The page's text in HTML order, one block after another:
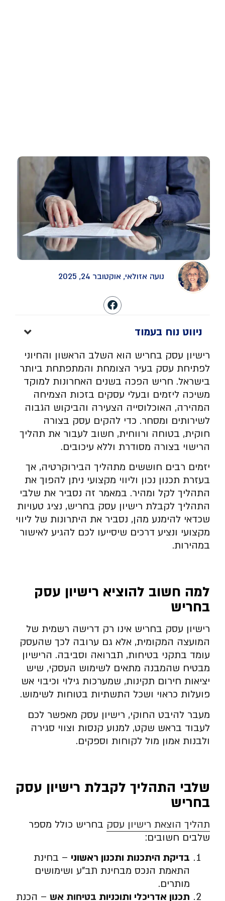
נועה אזולאי, אוקטובר 24, 2025
ניווט נוח בעמוד
רישיון עסק בחריש הוא השלב הראשון והחיוני
לפתיחת עסק בעיר הצומחת והמתפתחת ביותר
בישראל. חריש הפכה בשנים האחרונות למוקד
משיכה ליזמים ובעלי עסקים בזכות הצמיחה
המהירה, האוכלוסייה הצעירה והביקוש הגבוה
לשירותים ומסחר. כדי להקים עסק בצורה
חוקית, בטוחה ורווחית, חשוב לעבור את תהליך
הרישוי בצורה מסודרת וללא עיכובים.
יזמים רבים חוששים מתהליך הבירוקרטיה, אך
בעזרת תכנון נכון וליווי מקצועי ניתן להפוך את
התהליך לקל ומהיר. במאמר זה נסביר את שלבי
התהליך לקבלת רישיון עסק בחריש, נציג טעויות
שכדאי להימנע מהן, נסביר את היתרונות של ליווי
מקצועי ונציע דרכים שיסייעו לכם להגיע לאישור
במהירות.
למה חשוב להוציא רישיון עסק
בחריש
רישיון עסק בחריש אינו רק דרישה רשמית של
המועצה המקומית, אלא גם ערובה לכך שהעסק
עומד בתקני בטיחות, תברואה וסביבה. הרישיון
מבטיח שהמבנה מתאים לשימוש העסקי, שיש
יציאות חירום תקינות, שמערכות גילוי וכיבוי אש
פועלות כראוי ושכל התשתיות בטוחות לשימוש.
מעבר להיבט החוקי, רישיון עסק מאפשר לכם
לעבוד בראש שקט, למנוע קנסות וצווי סגירה
ולבנות אמון מול לקוחות וספקים.
שלבי התהליך לקבלת רישיון עסק
בחריש
תהליך הוצאת רישיון עסק בחריש כולל מספר
שלבים חשובים:
בדיקת היתכנות ותכנון ראשוני – בחינת
התאמת הנכס מבחינת תב”ע ושימושים
מותרים.
תכנון אדריכלי ותוכניות בטיחות אש – הכנת